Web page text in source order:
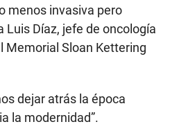
menos invasiva pero
Díaz, jefe de oncología
Memorial Sloan Kettering
dejar atrás la época
la modernidad”.